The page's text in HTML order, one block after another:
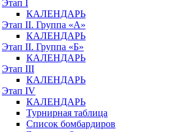
Этап I
КАЛЕНДАРЬ
Этап II. Группа «А»
КАЛЕНДАРЬ
Этап II. Группа «Б»
КАЛЕНДАРЬ
Этап III
КАЛЕНДАРЬ
Этап IV
КАЛЕНДАРЬ
Турнирная таблица
Список бомбардиров